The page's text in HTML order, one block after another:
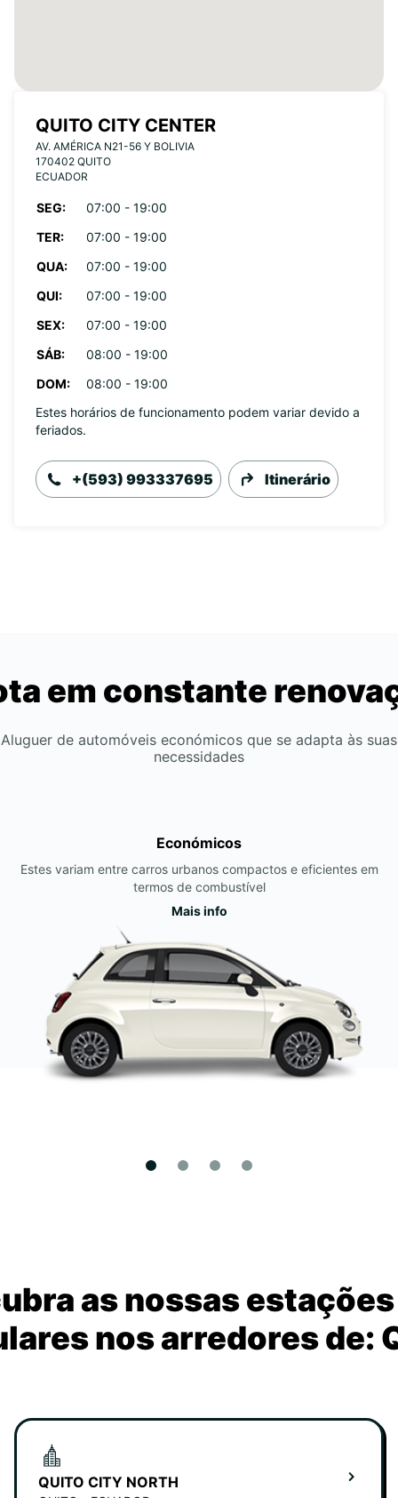
QUITO CITY CENTER
AV. AMÉRICA N21-56 Y BOLIVIA
170402 QUITO
ECUADOR
SEG:
07:00 - 19:00
TER:
07:00 - 19:00
QUA:
07:00 - 19:00
QUI:
07:00 - 19:00
SEX:
07:00 - 19:00
SÁB:
08:00 - 19:00
DOM:
08:00 - 19:00
Estes horários de funcionamento podem variar devido a
feriados.
+(593) 993337695 Itinerário
em constante
Aluguer de automóveis económicos que se adapta às suas
necessidades
Económicos
Estes variam entre carros urbanos compactos e eficientes em
termos de combustível
Mais info
as nossas
nos arredores de:
QUITO CITY NORTH